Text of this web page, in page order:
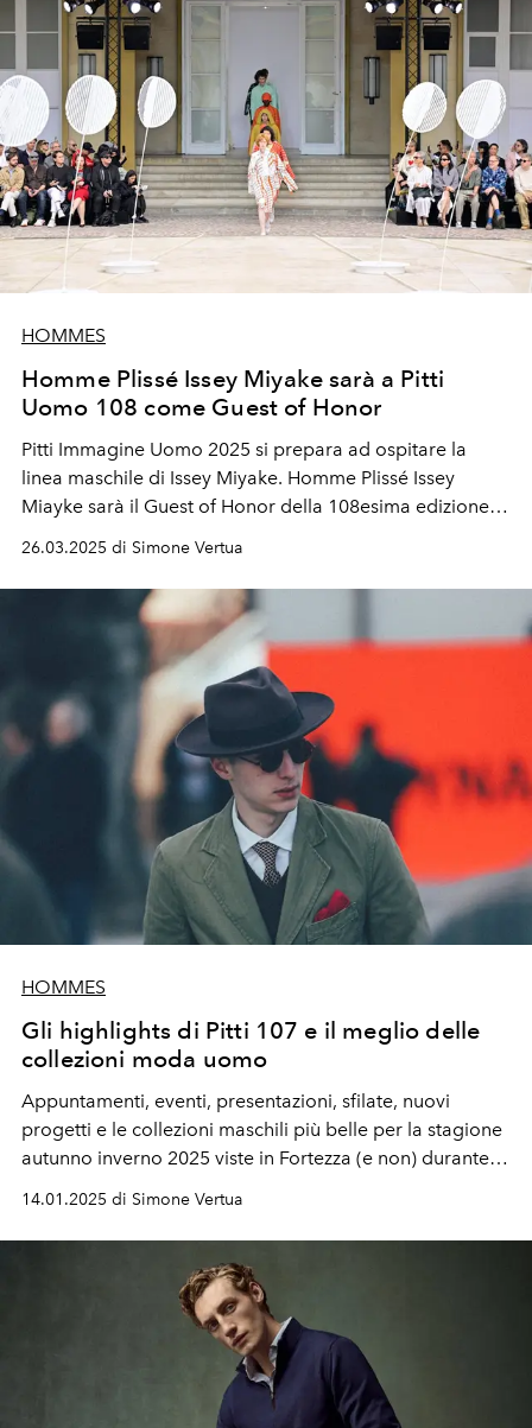
HOMMES
Homme Plissé Issey Miyake sarà a Pitti
Uomo 108 come Guest of Honor
Pitti Immagine Uomo 2025 si prepara ad ospitare la
linea maschile di Issey Miyake. Homme Plissé Issey
Miayke sarà il Guest of Honor della 108esima edizione
della kermesse della moda maschile con una sfilata in
26.03.2025 di Simone Vertua
HOMMES
Gli highlights di Pitti 107 e il meglio delle
collezioni moda uomo
Appuntamenti, eventi, presentazioni, sfilate, nuovi
progetti e le collezioni maschili più belle per la stagione
autunno inverno 2025 viste in Fortezza (e non) durante
Pitti Uomo 107.
14.01.2025 di Simone Vertua